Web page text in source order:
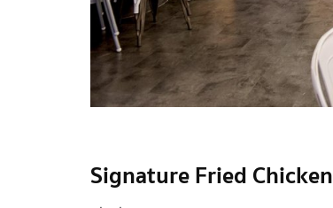
Signature Fried Chicken